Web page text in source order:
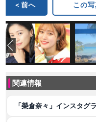
＜前へ この
関連情報
「榮倉奈々」インスタグ